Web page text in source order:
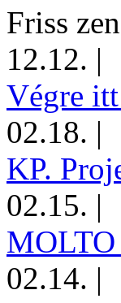
Friss
12.12. |
Végre
02.18. |
KP.
02.15. |
02.14. |